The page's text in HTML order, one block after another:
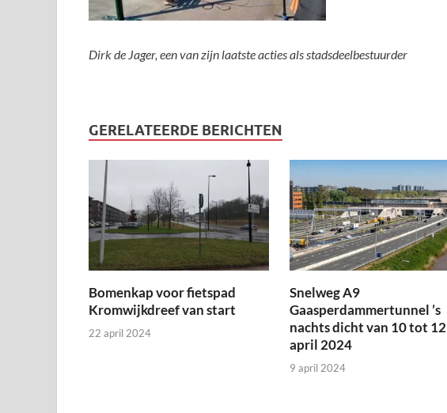
Dirk de Jager, een van zijn laatste acties als stadsdeelbestuurder
GERELATEERDE BERICHTEN
Bomenkap voor fietspad
Kromwijkdreef van start
22 april 2024
Snelweg A9
Gaasperdammertunnel ’s
nachts dicht van 10 tot 12
april 2024
9 april 2024